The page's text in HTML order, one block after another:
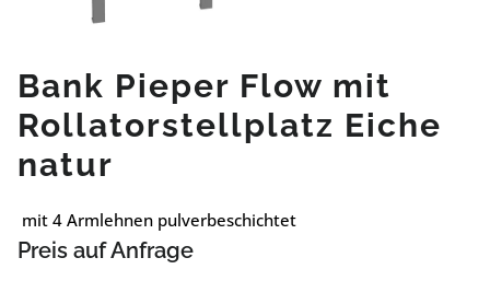
Bank Pieper Flow mit
Rollatorstellplatz Eiche
natur
mit 4 Armlehnen pulverbeschichtet
Preis auf Anfrage